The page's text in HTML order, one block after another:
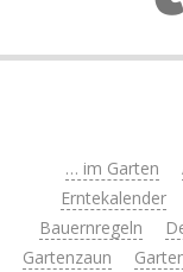
… im Garten
Erntekalender
Bauernregeln
Gartenzaun